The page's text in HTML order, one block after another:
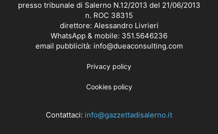
presso tribunale di Salerno N.12/2013 del 21/06/2013
n. ROC 38315
direttore: Alessandro Livrieri
WhatsApp & mobile: 351.5646236
email pubblicità: info@dueaconsulting.com
Privacy policy
Cookies policy
Contattaci: info@gazzettadisalerno.it